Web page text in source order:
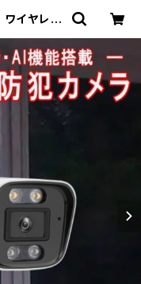
イヤレス
ド録画
」 | Pr
株式会社）